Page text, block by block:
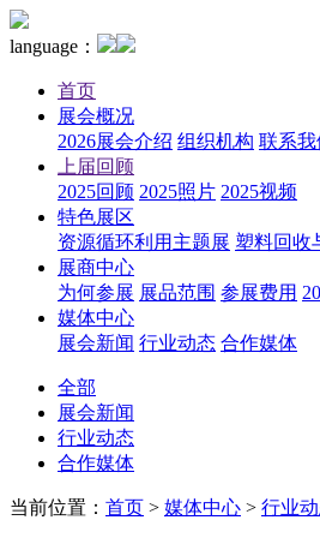
language：
首页
展会概况
2026展会介绍 组织机构 联系我
上届回顾
2025回顾 2025照片 2025视频
特色展区
资源循环利用主题展 塑料回收
展商中心
为何参展 展品范围 参展费用
媒体中心
展会新闻 行业动态 合作媒体
全部
展会新闻
行业动态
合作媒体
当前位置： 首页 > 媒体中心 > 行业